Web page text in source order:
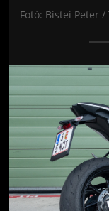
Fotó: Bistei Peter /